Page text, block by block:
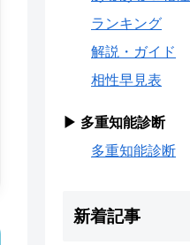
ランキング
解説・ガイド
相性早見表
▶ 多重知能診断
多重知能診断
新着記事